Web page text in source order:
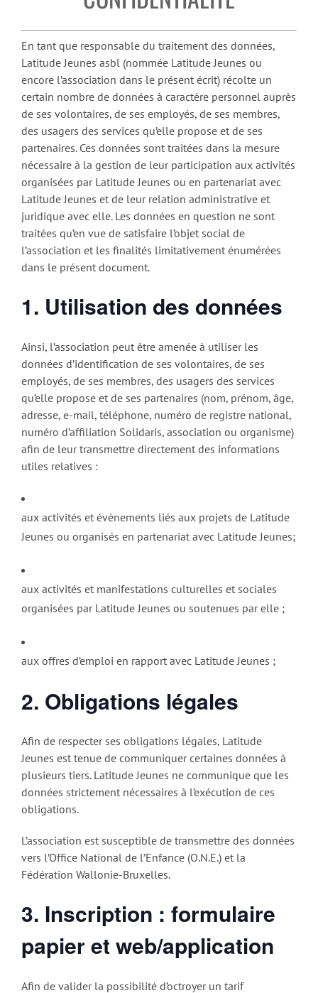
En tant que responsable du traitement des données,
Latitude Jeunes asbl (nommée Latitude Jeunes ou
encore l’association dans le présent écrit) récolte un
certain nombre de données à caractère personnel auprès
de ses volontaires, de ses employés, de ses membres,
des usagers des services qu’elle propose et de ses
partenaires. Ces données sont traitées dans la mesure
nécessaire à la gestion de leur participation aux activités
organisées par Latitude Jeunes ou en partenariat avec
Latitude Jeunes et de leur relation administrative et
juridique avec elle. Les données en question ne sont
traitées qu’en vue de satisfaire l’objet social de
l’association et les finalités limitativement énumérées
dans le présent document.
1. Utilisation des données
Ainsi, l’association peut être amenée à utiliser les
données d’identification de ses volontaires, de ses
employés, de ses membres, des usagers des services
qu’elle propose et de ses partenaires (nom, prénom, âge,
adresse, e-mail, téléphone, numéro de registre national,
numéro d’affiliation Solidaris, association ou organisme)
afin de leur transmettre directement des informations
utiles relatives :
aux activités et évènements liés aux projets de Latitude
Jeunes ou organisés en partenariat avec Latitude Jeunes;
aux activités et manifestations culturelles et sociales
organisées par Latitude Jeunes ou soutenues par elle ;
aux offres d’emploi en rapport avec Latitude Jeunes ;
2. Obligations légales
Afin de respecter ses obligations légales, Latitude
Jeunes est tenue de communiquer certaines données à
plusieurs tiers. Latitude Jeunes ne communique que les
données strictement nécessaires à l’exécution de ces
obligations.
L’association est susceptible de transmettre des données
vers l’Office National de l’Enfance (O.N.E.) et la
Fédération Wallonie-Bruxelles.
3. Inscription : formulaire
papier et web/application
Afin de valider la possibilité d’octroyer un tarif